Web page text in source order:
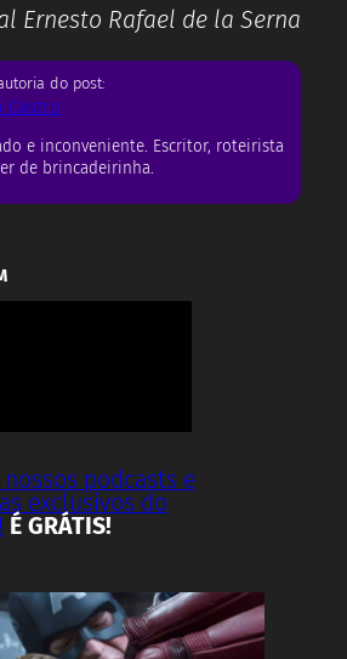
Ernesto Rafael de la Serna
do post:
Castro
e inconveniente. Escritor, roteirista
de brincadeirinha.
nossos podcasts e
exclusivos do
É GRÁTIS!